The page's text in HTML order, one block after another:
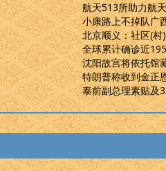
航天513所助力航
小康路上不掉队广
北京顺义：社区(村
全球累计确诊近
沈阳故宫将依托馆
特朗普称收到金正
泰前副总理素贴及